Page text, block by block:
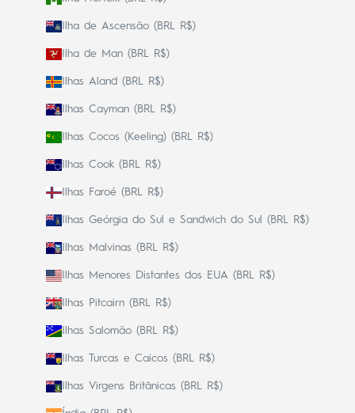
Ilha de Ascensão (BRL R$)
Ilha de Man (BRL R$)
Ilhas Aland (BRL R$)
Ilhas Cayman (BRL R$)
Ilhas Cocos (Keeling) (BRL R$)
Ilhas Cook (BRL R$)
Ilhas Faroé (BRL R$)
Ilhas Geórgia do Sul e Sandwich do Sul (BRL R$)
Ilhas Malvinas (BRL R$)
Ilhas Menores Distantes dos EUA (BRL R$)
Ilhas Pitcairn (BRL R$)
Ilhas Salomão (BRL R$)
Ilhas Turcas e Caicos (BRL R$)
Ilhas Virgens Britânicas (BRL R$)